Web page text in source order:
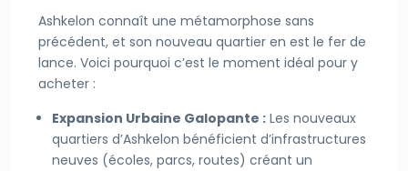
Ashkelon connaît une métamorphose sans
précédent, et son nouveau quartier en est le fer de
lance. Voici pourquoi c’est le moment idéal pour y
acheter :
Expansion Urbaine Galopante : Les nouveaux
quartiers d’Ashkelon bénéficient d’infrastructures
neuves (écoles, parcs, routes) créant un